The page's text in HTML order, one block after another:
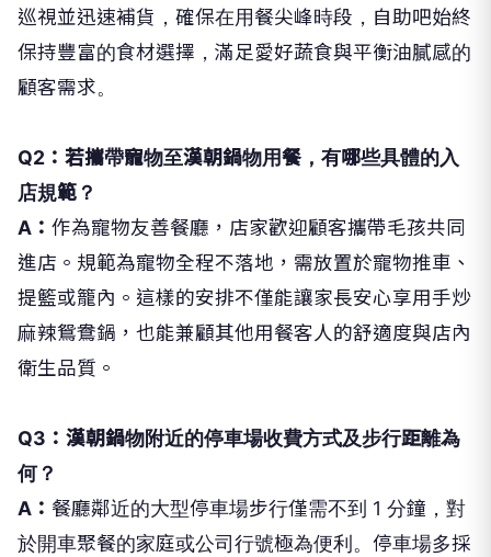
巡視並迅速補貨，確保在用餐尖峰時段，自助吧始終
保持豐富的食材選擇，滿足愛好蔬食與平衡油膩感的
顧客需求。
Q2：若攜帶寵物至漢朝鍋物用餐，有哪些具體的入
店規範？
A： 作為寵物友善餐廳，店家歡迎顧客攜帶毛孩共同
進店。規範為寵物全程不落地，需放置於寵物推車、
提籃或籠內。這樣的安排不僅能讓家長安心享用手炒
麻辣鴛鴦鍋，也能兼顧其他用餐客人的舒適度與店內
衛生品質。
Q3：漢朝鍋物附近的停車場收費方式及步行距離為
何？
A： 餐廳鄰近的大型停車場步行僅需不到 1 分鐘，對
於開車聚餐的家庭或公司行號極為便利。停車場多採